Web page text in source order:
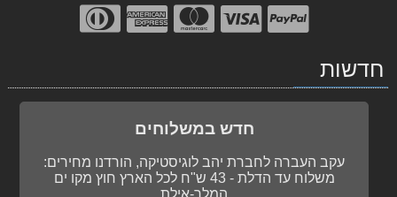
חדשות
חדש במשלוחים
עקב העברה לחברת יהב לוגיסטיקה, הורדנו מחירים:
משלוח עד הדלת - 43 ש"ח לכל הארץ חוץ מקו ים